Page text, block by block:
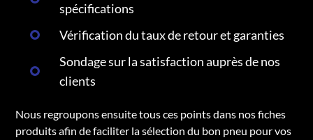
spécifications
Vérification du taux de retour et garanties
Sondage sur la satisfaction auprès de nos
clients
Nous regroupons ensuite tous ces points dans nos fiches
produits afin de faciliter la sélection du bon pneu pour vos